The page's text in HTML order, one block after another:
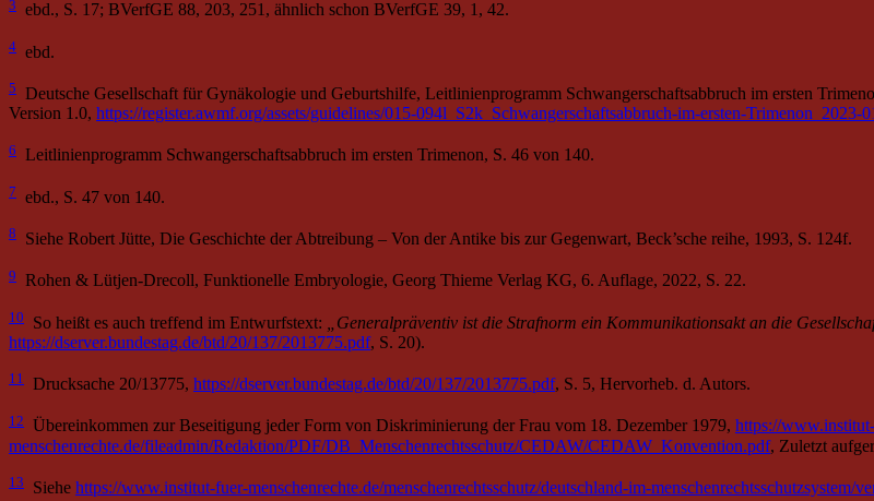
3 ebd., S. 17; BVerfGE 88, 203, 251, ähnlich schon BVerfGE 39, 1, 42.
4 ebd.
5 Deutsche Gesellschaft für Gynäkologie und Geburtshilfe, Leitlinienprogramm Schwangerschaftsabbruch im ersten
Version 1.0, https://register.awmf.org/assets/guidelines/015-094l_S2k_Schwangerschaftsabbruch-im-ersten-Trimenon_2023-
6 Leitlinienprogramm Schwangerschaftsabbruch im ersten Trimenon, S. 46 von 140.
7 ebd., S. 47 von 140.
8 Siehe Robert Jütte, Die Geschichte der Abtreibung – Von der Antike bis zur Gegenwart, Beck’sche reihe, 1993, S. 124f.
9 Rohen & Lütjen-Drecoll, Funktionelle Embryologie, Georg Thieme Verlag KG, 6. Auflage, 2022, S. 22.
10 So heißt es auch treffend im Entwurfstext: „Generalpräventiv ist die Strafnorm ein Kommunikationsakt an die
https://dserver.bundestag.de/btd/20/137/2013775.pdf, S. 20).
11 Drucksache 20/13775, https://dserver.bundestag.de/btd/20/137/2013775.pdf, S. 5, Hervorheb. d. Autors.
12 Übereinkommen zur Beseitigung jeder Form von Diskriminierung der Frau vom 18. Dezember 1979, https://
menschenrechte.de/fileadmin/Redaktion/PDF/DB_Menschenrechtsschutz/CEDAW/CEDAW_Konvention.pdf, Zuletzt
13 Siehe https://www.institut-fuer-menschenrechte.de/menschenrechtsschutz/deutschland-im-